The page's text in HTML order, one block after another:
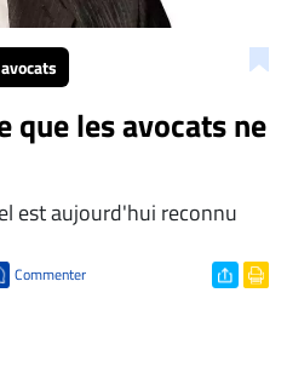
que les avocats ne
est aujourd'hui reconnu
Commenter